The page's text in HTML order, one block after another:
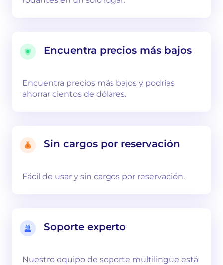
Encuentra precios más bajos
Encuentra precios más bajos y podrías
ahorrar cientos de dólares.
Sin cargos por reservación
Fácil de usar y sin cargos por reservación.
Soporte experto
Nuestro equipo de soporte multilingüe está